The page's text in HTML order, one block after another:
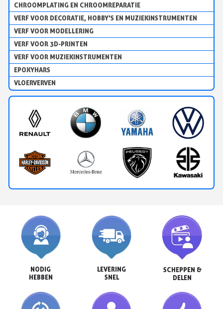
CHROOMPLATING EN CHROOMREPARATIE
VERF VOOR DECORATIE, HOBBY'S EN MUZIEKINSTRUMENTEN
VERF VOOR MODELLERING
VERF VOOR 3D-PRINTEN
VERF VOOR MUZIEKINSTRUMENTEN
EPOXYHARS
VLOERVERVEN
NODIG
HEBBEN
LEVERING
SNEL
SCHEPPEN &
DELEN